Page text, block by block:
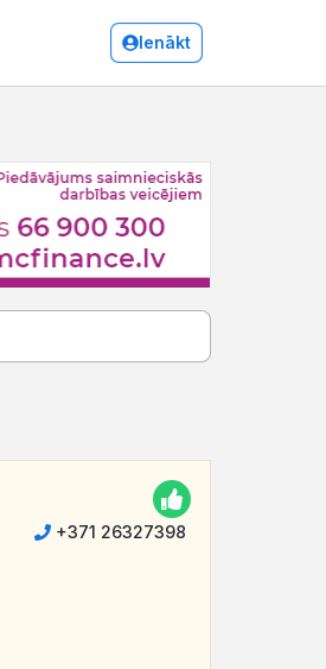
Ienākt
+371 26327398